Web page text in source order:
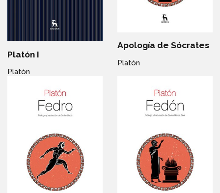
Platón I
Platón
Apología de Sócrates
Platón